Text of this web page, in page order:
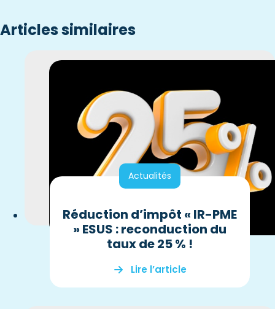
Articles similaires
Actualités
Réduction d’impôt « IR-PME
» ESUS : reconduction du
taux de 25 % !
Lire l’article